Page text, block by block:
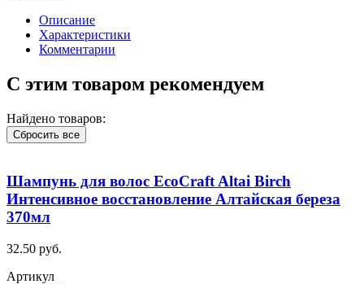
Описание
Характеристики
Комментарии
С этим товаром рекомендуем
Найдено товаров:
Сбросить все
Шампунь для волос EcoCraft Altai Birch
Интенсивное восстановление Алтайская береза
370мл
32.50 руб.
Артикул